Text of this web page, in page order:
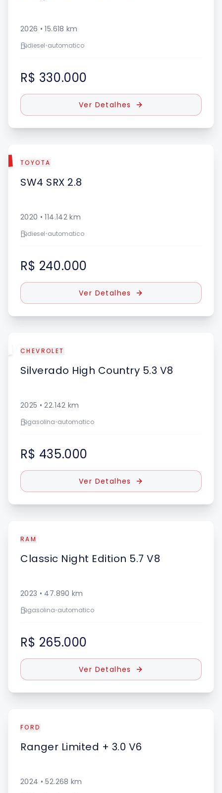
2026 •15.618 km
diesel•automatico
R$ 330.000
Ver Detalhes
TOYOTA
SW4 SRX 2.8
2020 •114.142km
diesel•automatico
R$ 240.000
Ver Detalhes
CHEVROLET
Silverado High Country 5.3 V8
2025 •22.142 km
gasolina•automatico
R$ 435.000
Ver Detalhes
RAM
Classic Night Edition 5.7 V8
2023 • 47.890 km
gasolina•automatico
R$ 265.000
Ver Detalhes
FORD
Ranger Limited + 3.0 V6
2024 •52.268 km